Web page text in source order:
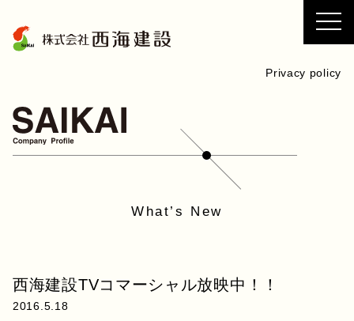
Privacy policy
What’s New
西海建設TVコマーシャル放映中！！
2016.5.18